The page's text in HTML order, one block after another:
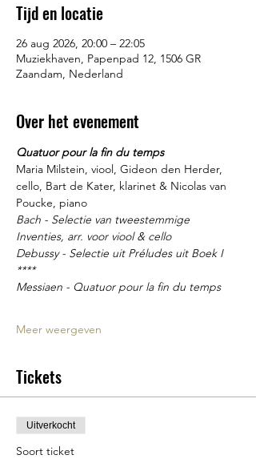
Tijd en locatie
26 aug 2026, 20:00 – 22:05
Muziekhaven, Papenpad 12, 1506 GR
Zaandam, Nederland
Over het evenement
Quatuor pour la fin du temps
Maria Milstein, viool, Gideon den Herder,
cello, Bart de Kater, klarinet & Nicolas van
Poucke, piano
Bach - Selectie van tweestemmige
Inventies, arr. voor viool & cello
Debussy - Selectie uit Préludes uit Boek I
****
Messiaen - Quatuor pour la fin du temps
Meer weergeven
Tickets
Uitverkocht
Soort ticket